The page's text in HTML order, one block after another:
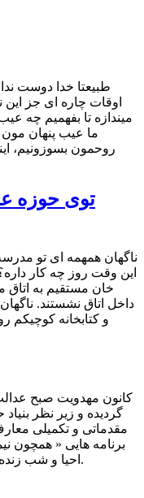
طبیعتا خدا دوست
اوقات چاره ای جز
میندازه تا بفهمیم چه
ما عیب پنهان
روحمون بسوزونیم،
توی حوزه
ناگهان همهمه ای تو
اين وقت روز چه کار
خان مستقیم به اتاق
داخل اتاق نشستند.
و کتابخانه
گردیده و زیر نظر
مقدماتی و تکمیلی
برنامه هایی « همچون
احیا و شب زنده داری مهدوی» توفیق خدمت داشته است.